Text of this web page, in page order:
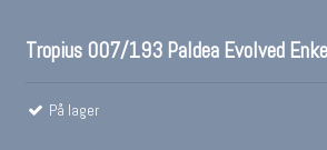
Tropius 007/193 Paldea Evolved
På lager